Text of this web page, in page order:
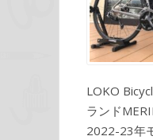
LOKO
ランド
2022-23年